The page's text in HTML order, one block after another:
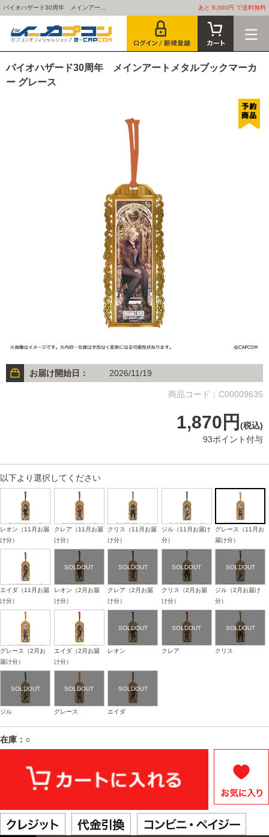
バイオハザード30周年 メインアー... あと 8,000円 で送料無料
バイオハザード30周年 メインアートメタルブックマーカ
ー グレース
お届け開始日： 2026/11/19
商品コード：C00009635
1,870円 (税込)
93ポイント付与
以下より選択してください
レオン（11月お届
け分）
クレア（11月お届
け分）
クリス（11月お届
け分）
ジル（11月お届け
分）
グレース（11月お
届け分）
エイダ（11月お届
け分）
レオン（2月お届
け分）
クレア（2月お届
け分）
クリス（2月お届
け分）
ジル（2月お届け
分）
グレース（2月お
届け分）
エイダ（2月お届
け分）
レオン クレア クリス
ジル グレース エイダ
在庫：○